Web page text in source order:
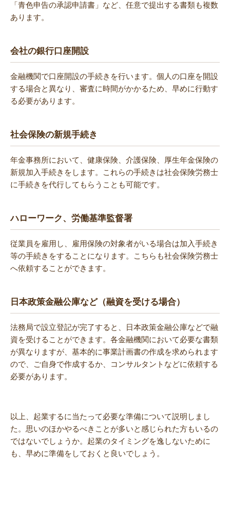
「青色申告の承認申請書」など、任意で提出する書類も複数
あります。
会社の銀行口座開設
金融機関で口座開設の手続きを行います。個人の口座を開設
する場合と異なり、審査に時間がかかるため、早めに行動す
る必要があります。
社会保険の新規手続き
年金事務所において、健康保険、介護保険、厚生年金保険の
新規加入手続きをします。これらの手続きは社会保険労務士
に手続きを代行してもらうことも可能です。
ハローワーク、労働基準監督署
従業員を雇用し、雇用保険の対象者がいる場合は加入手続き
等の手続きをすることになります。こちらも社会保険労務士
へ依頼することができます。
日本政策金融公庫など（融資を受ける場合）
法務局で設立登記が完了すると、日本政策金融公庫などで融
資を受けることができます。各金融機関において必要な書類
が異なりますが、基本的に事業計画書の作成を求められます
ので、ご自身で作成するか、コンサルタントなどに依頼する
必要があります。
以上、起業するに当たって必要な準備について説明しまし
た。思いのほかやるべきことが多いと感じられた方もいるの
ではないでしょうか。起業のタイミングを逸しないために
も、早めに準備をしておくと良いでしょう。